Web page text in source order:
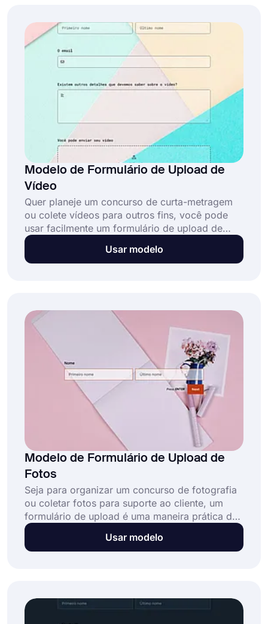
Modelo de Formulário de Upload de
Vídeo
Quer planeje um concurso de curta-metragem
ou colete vídeos para outros fins, você pode
usar facilmente um formulário de upload de
vídeo para automatizar o processo. Com um
formulário online, as pessoas poderão inserir
Usar modelo
Modelo de Formulário de Upload de
Fotos
Seja para organizar um concurso de fotografia
ou coletar fotos para suporte ao cliente, um
formulário de upload é uma maneira prática de
coletar os documentos necessários. Com um
formulário online, as pessoas podem inserir
esforço. Com este formulário, você pode:
Usar modelo